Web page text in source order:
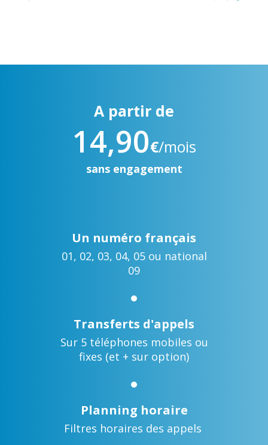
A partir de
14,90€/mois
sans engagement
Un numéro français
01, 02, 03, 04, 05 ou national
09
Transferts d'appels
Sur 5 téléphones mobiles ou
fixes (et + sur option)
Planning horaire
Filtres horaires des appels